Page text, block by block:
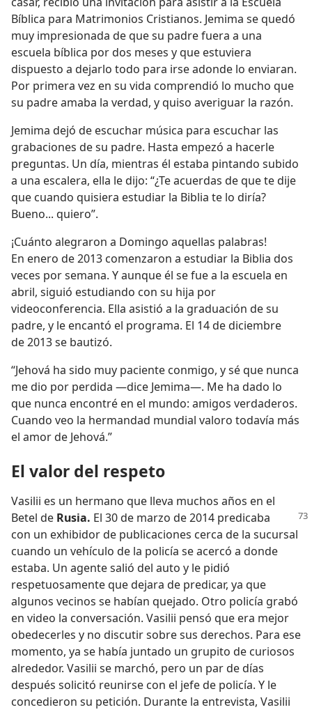
Bíblica para Matrimonios Cristianos. Jemima se quedó
muy impresionada de que su padre fuera a una
escuela bíblica por dos meses y que estuviera
dispuesto a dejarlo todo para irse adonde lo enviaran.
Por primera vez en su vida comprendió lo mucho que
su padre amaba la verdad, y quiso averiguar la razón.
Jemima dejó de escuchar música para escuchar las
grabaciones de su padre. Hasta empezó a hacerle
preguntas. Un día, mientras él estaba pintando subido
a una escalera, ella le dijo: “¿Te acuerdas de que te dije
que cuando quisiera estudiar la Biblia te lo diría?
Bueno... quiero”.
¡Cuánto alegraron a Domingo aquellas palabras!
En enero de 2013 comenzaron a estudiar la Biblia dos
veces por semana. Y aunque él se fue a la escuela en
abril, siguió estudiando con su hija por
videoconferencia. Ella asistió a la graduación de su
padre, y le encantó el programa. El 14 de diciembre
de 2013 se bautizó.
“Jehová ha sido muy paciente conmigo, y sé que nunca
me dio por perdida —dice Jemima—. Me ha dado lo
que nunca encontré en el mundo: amigos verdaderos.
Cuando veo la hermandad mundial valoro todavía más
el amor de Jehová.”
El valor del respeto
Vasilii es un hermano que lleva muchos años en el
Betel de Rusia. El 30 de marzo de 2014 predicaba
con un exhibidor de publicaciones cerca de la sucursal
cuando un vehículo de la policía se acercó a donde
estaba. Un agente salió del auto y le pidió
respetuosamente que dejara de predicar, ya que
algunos vecinos se habían quejado. Otro policía grabó
en video la conversación. Vasilii pensó que era mejor
obedecerles y no discutir sobre sus derechos. Para ese
momento, ya se había juntado un grupito de curiosos
alrededor. Vasilii se marchó, pero un par de días
después solicitó reunirse con el jefe de policía. Y le
concedieron su petición. Durante la entrevista, Vasilii